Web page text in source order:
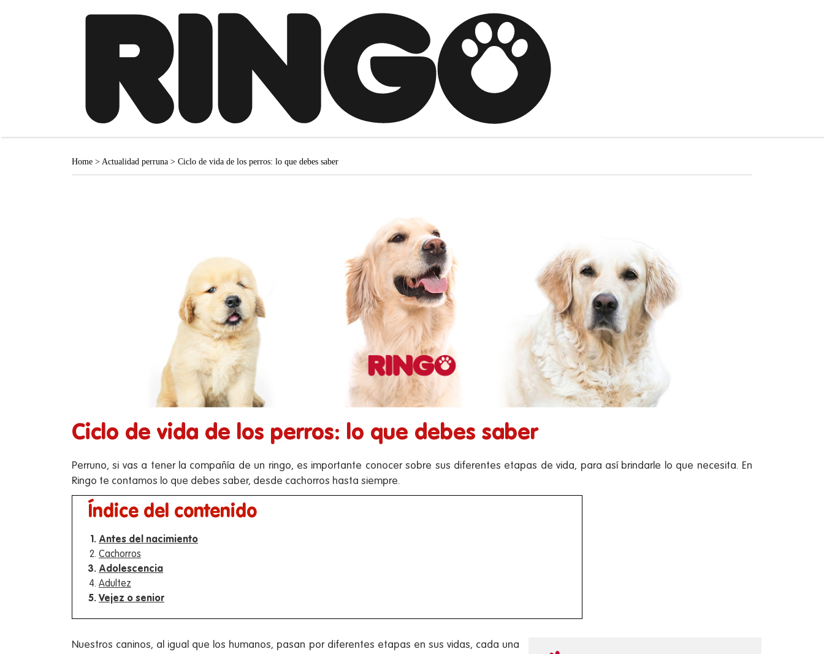
Home > Actualidad perruna > Ciclo de vida de los perros: lo que debes saber
Ciclo de vida de los perros: lo que debes saber
Perruno, si vas a tener la compañía de un ringo, es importante conocer sobre sus diferentes etapas de vida, para así brindarle lo que necesita. En
Ringo te contamos lo que debes saber, desde cachorros hasta siempre.
Índice del contenido
Antes del nacimiento
Cachorros
Adolescencia
Adultez
Vejez o senior
Nuestros caninos, al igual que los humanos, pasan por diferentes etapas en sus vidas, cada una